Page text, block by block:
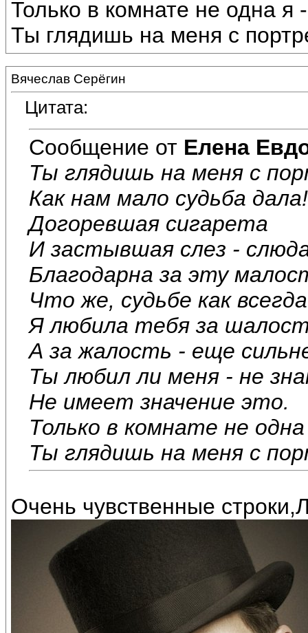
Только в комнате не одна я -
Ты глядишь на меня с
Вячеслав Серёгин
Цитата:
Сообщение от Елена
Ты глядишь на меня с
Как нам мало судьба дала!
Догоревшая сигарета
И застывшая слез -
Благодарна за эту
Что же, судьбе как
Я любила тебя за
А за жалость - еще
Ты любил ли меня - не
Не имеет значение это.
Только в комнате не
Ты глядишь на меня с
Очень чувственные